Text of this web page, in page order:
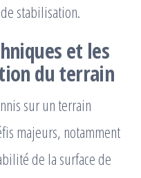
stabilisation.
et les
du terrain
sur un terrain
majeurs, notamment
de la surface de